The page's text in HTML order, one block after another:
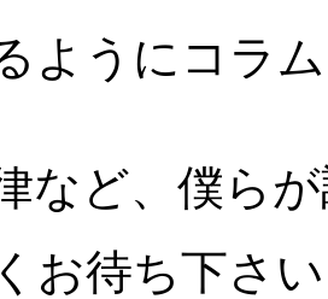
ようにコラ
など、僕ら
お待ち下さ